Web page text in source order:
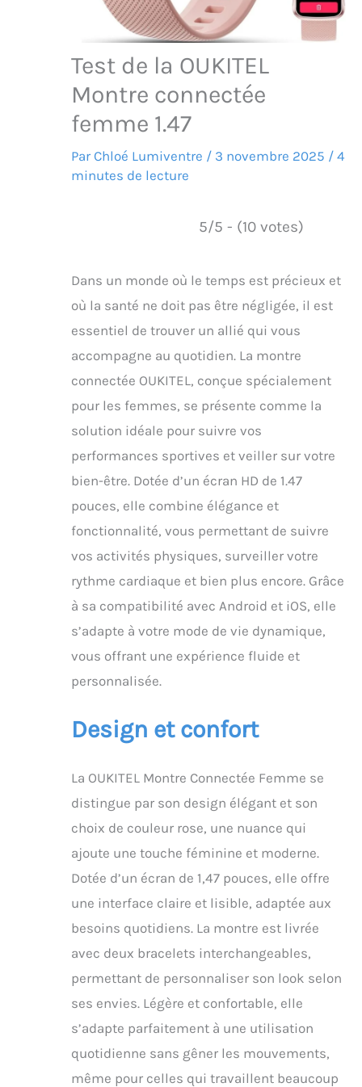
Test de la OUKITEL
Montre connectée
femme 1.47
Par Chloé Lumiventre / 3 novembre 2025 / 4
minutes de lecture
5/5 - (10 votes)
Dans un monde où le temps est précieux et
où la santé ne doit pas être négligée, il est
essentiel de trouver un allié qui vous
accompagne au quotidien. La montre
connectée OUKITEL, conçue spécialement
pour les femmes, se présente comme la
solution idéale pour suivre vos
performances sportives et veiller sur votre
bien-être. Dotée d’un écran HD de 1.47
pouces, elle combine élégance et
fonctionnalité, vous permettant de suivre
vos activités physiques, surveiller votre
rythme cardiaque et bien plus encore. Grâce
à sa compatibilité avec Android et iOS, elle
s’adapte à votre mode de vie dynamique,
vous offrant une expérience fluide et
personnalisée.
Design et confort
La OUKITEL Montre Connectée Femme se
distingue par son design élégant et son
choix de couleur rose, une nuance qui
ajoute une touche féminine et moderne.
Dotée d’un écran de 1,47 pouces, elle offre
une interface claire et lisible, adaptée aux
besoins quotidiens. La montre est livrée
avec deux bracelets interchangeables,
permettant de personnaliser son look selon
ses envies. Légère et confortable, elle
s’adapte parfaitement à une utilisation
quotidienne sans gêner les mouvements,
même pour celles qui travaillent beaucoup